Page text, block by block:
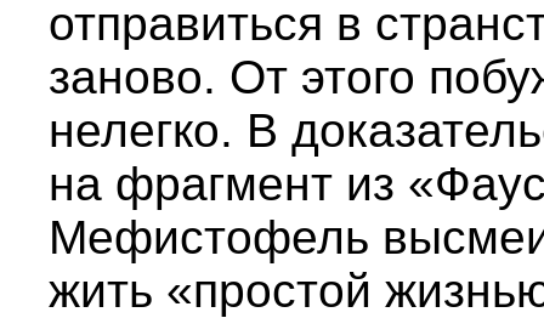
отправиться в
заново. От этого
нелегко. В
на фрагмент из
Мефистофель
жить «простой